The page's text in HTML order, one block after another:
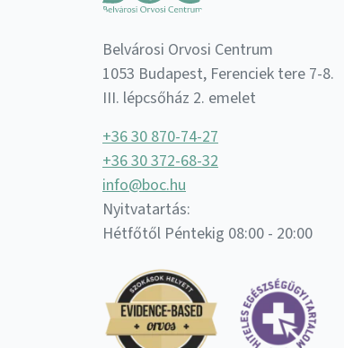
Belvárosi Orvosi Centrum
1053 Budapest, Ferenciek tere 7-8.
III. lépcsőház 2. emelet
+36 30 870-74-27
+36 30 372-68-32
info@boc.hu
Nyitvatartás:
Hétfőtől Péntekig 08:00 - 20:00